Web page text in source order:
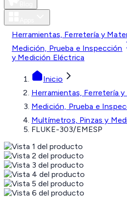
Herramientas, Ferretería y
Medición, Prueba e Inspección
y Medición Eléctrica
Inicio
Herramientas, Ferretería
Medición, Prueba e
Multímetros, Pinzas y
FLUKE-303/EMESP